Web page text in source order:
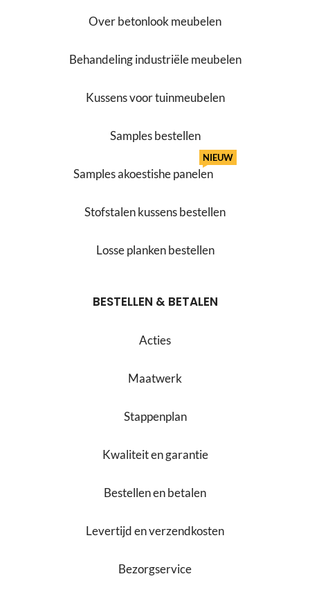
Over betonlook meubelen
Behandeling industriële meubelen
Kussens voor tuinmeubelen
Samples bestellen
Samples akoestishe panelen
NIEUW
Stofstalen kussens bestellen
Losse planken bestellen
BESTELLEN & BETALEN
Acties
Maatwerk
Stappenplan
Kwaliteit en garantie
Bestellen en betalen
Levertijd en verzendkosten
Bezorgservice